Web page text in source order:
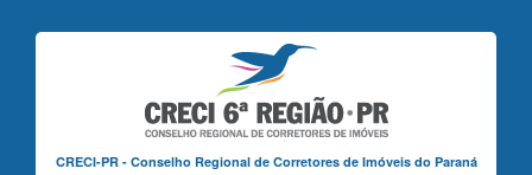
CRECI-PR - Conselho Regional de Corretores de Imóveis do Paraná